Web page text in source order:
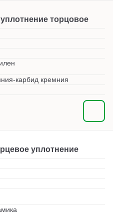
торцовое
карбид кремния
уплотнение